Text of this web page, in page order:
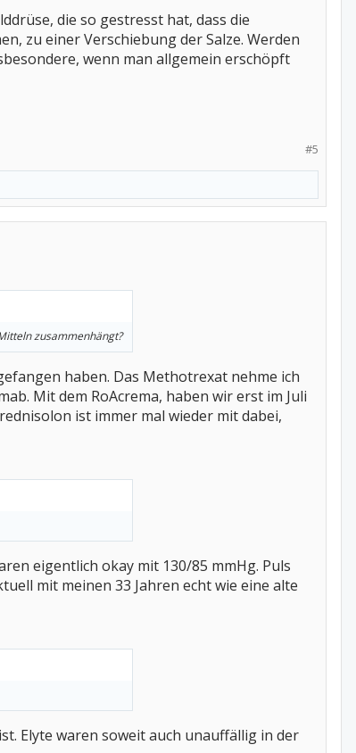
die so gestresst hat, dass die
zu einer Verschiebung der Salze. Werden
wenn man allgemein erschöpft
#5
zusammenhängt?
haben. Das Methotrexat nehme ich
Mit dem RoAcrema, haben wir erst im Juli
ist immer mal wieder mit dabei,
eigentlich okay mit 130/85 mmHg. Puls
mit meinen 33 Jahren echt wie eine alte
Elyte waren soweit auch unauffällig in der